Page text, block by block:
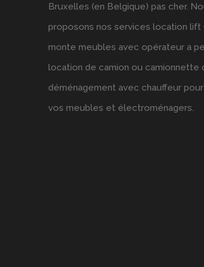
Bruxelles (en Belgique) pas cher.
proposons nos services location lift
monte meubles avec opérateur a
location de camion ou camionnette
déménagement avec chauffeur
vos meubles et électroménagers.